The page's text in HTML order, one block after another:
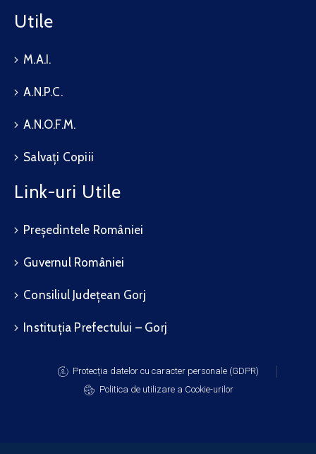
Utile
M.A.I.
A.N.P.C.
A.N.O.F.M.
Salvați Copiii
Link-uri Utile
Președintele României
Guvernul României
Consiliul Județean Gorj
Instituția Prefectului – Gorj
Protecția datelor cu caracter personale (GDPR)
Politica de utilizare a Cookie-urilor